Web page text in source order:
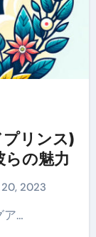
リンス)
らの魅力
20, 2023
ア…